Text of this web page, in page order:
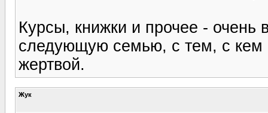
Курсы, книжки и прочее - очень
следующую семью, с тем, с кем
жертвой.
Жук